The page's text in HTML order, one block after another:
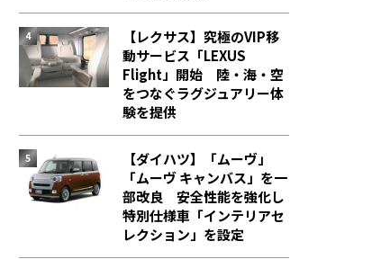
【レクサス】究極のVIP移
動サービス「LEXUS
Flight」開始 陸・海・空
をつなぐラグジュアリー体
験を提供
【ダイハツ】「ムーヴ」
「ムーヴ キャンバス」を一
部改良 安全性能を強化し
特別仕様車「インテリアセ
レクション」を設定